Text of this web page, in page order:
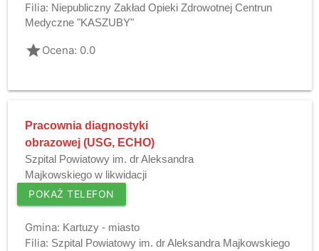
Filia: Niepubliczny Zakład Opieki Zdrowotnej Centrun
Medyczne "KASZUBY"
gradeOcena: 0.0
Pracownia diagnostyki
obrazowej (USG, ECHO)
Szpital Powiatowy im. dr Aleksandra
Majkowskiego w likwidacji
POKAŻ TELEFON
Gmina: Kartuzy - miasto
Filia: Szpital Powiatowy im. dr Aleksandra Majkowskiego